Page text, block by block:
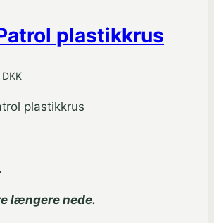
plastikkrus
DKK
plastikkrus
længere nede.